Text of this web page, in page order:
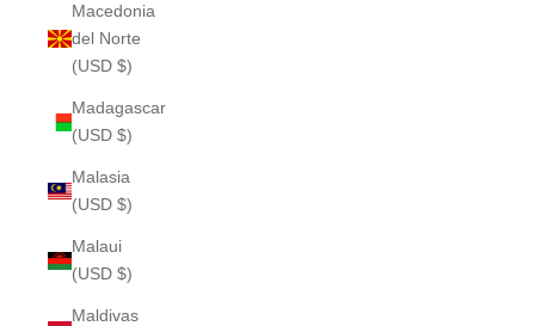
Macedonia
del Norte
(USD $)
Madagascar
(USD $)
Malasia
(USD $)
Malaui
(USD $)
Maldivas